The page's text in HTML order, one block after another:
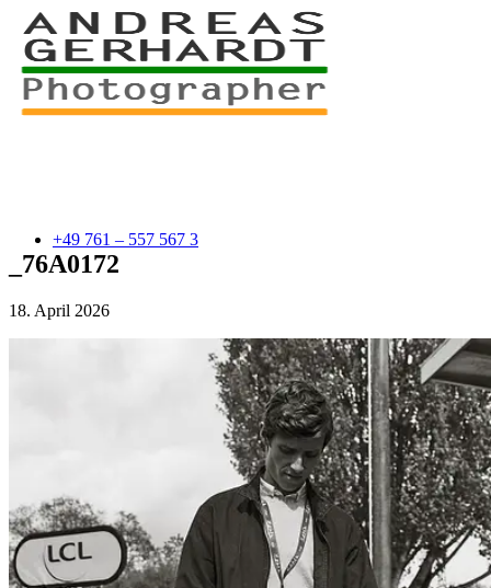
+49 761 – 557 567 3
People
_76A0172
18. April 2026